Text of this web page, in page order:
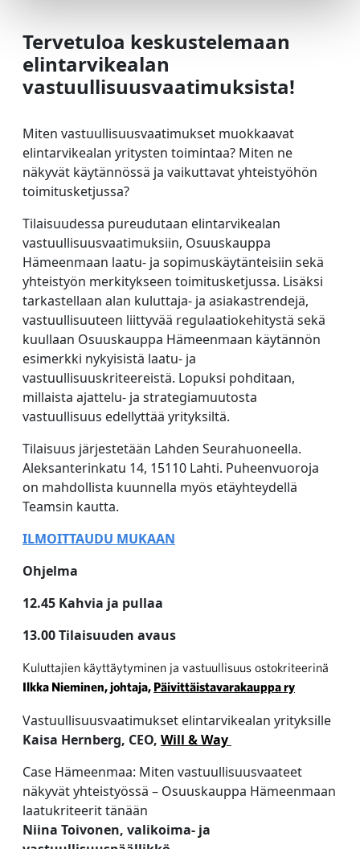
Tervetuloa keskustelemaan
elintarvikealan
vastuullisuusvaatimuksista!
Miten vastuullisuusvaatimukset muokkaavat
elintarvikealan yritysten toimintaa? Miten ne
näkyvät käytännössä ja vaikuttavat yhteistyöhön
toimitusketjussa?
Tilaisuudessa pureudutaan elintarvikealan
vastuullisuusvaatimuksiin, Osuuskauppa
Hämeenmaan laatu- ja sopimuskäytänteisiin sekä
yhteistyön merkitykseen toimitusketjussa. Lisäksi
tarkastellaan alan kuluttaja- ja asiakastrendejä,
vastuullisuuteen liittyvää regulaatiokehitystä sekä
kuullaan Osuuskauppa Hämeenmaan käytännön
esimerkki nykyisistä laatu- ja
vastuullisuuskriteereistä. Lopuksi pohditaan,
millaista ajattelu- ja strategiamuutosta
vastuullisuus edellyttää yrityksiltä.
Tilaisuus järjestetään Lahden Seurahuoneella.
Aleksanterinkatu 14, 15110 Lahti. Puheenvuoroja
on mahdollista kuunnella myös etäyhteydellä
Teamsin kautta.
ILMOITTAUDU MUKAAN
Ohjelma
12.45 Kahvia ja pullaa
13.00 Tilaisuuden avaus
Kuluttajien käyttäytyminen ja vastuullisuus ostokriteerinä
Ilkka Nieminen, johtaja, Päivittäistavarakauppa ry
Vastuullisuusvaatimukset elintarvikealan yrityksille
Kaisa Hernberg, CEO, Will & Way
Case Hämeenmaa: Miten vastuullisuusvaateet
näkyvät yhteistyössä – Osuuskauppa Hämeenmaan
laatukriteerit tänään
Niina Toivonen, valikoima- ja